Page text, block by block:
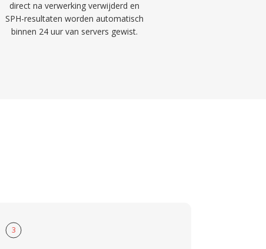
direct na verwerking verwijderd en
SPH-resultaten worden automatisch
binnen 24 uur van servers gewist.
3